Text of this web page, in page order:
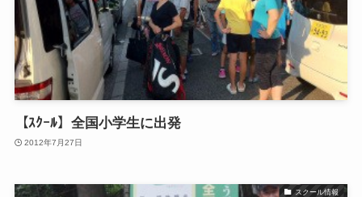
【ｽｸｰﾙ】全国小学生に出発
2012年7月27日
スクール情報